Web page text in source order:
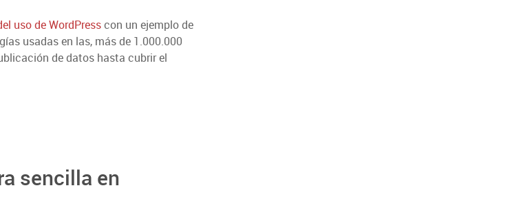
uso de WordPresscon un ejemplo de
usadas en las, más de 1.000.000
de datos hasta cubrir el
sencilla en